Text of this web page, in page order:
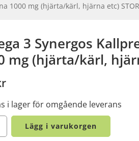
1000 mg (hjärta/kärl, hjärna etc)
3 Synergos
mg (hjärta/kärl,
i lager för omgående leverans
Lägg i varukorgen